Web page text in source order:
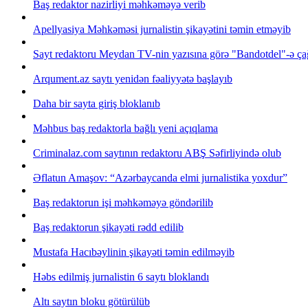
Baş redaktor nazirliyi məhkəməyə verib
Apellyasiya Məhkəməsi jurnalistin şikayətini təmin etməyib
Sayt redaktoru Meydan TV-nin yazısına görə "Bandotdel"-ə
Arqument.az saytı yenidən fəaliyyətə başlayıb
Daha bir sayta giriş bloklanıb
Məhbus baş redaktorla bağlı yeni açıqlama
Criminalaz.com saytının redaktoru ABŞ Səfirliyində olub
Əflatun Amaşov: “Azərbaycanda elmi jurnalistika yoxdur”
Baş redaktorun işi məhkəməyə göndərilib
Baş redaktorun şikayəti rədd edilib
Mustafa Hacıbəylinin şikayəti təmin edilməyib
Həbs edilmiş jurnalistin 6 saytı bloklandı
Altı saytın bloku götürülüb